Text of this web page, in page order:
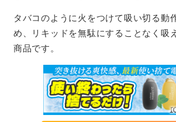
タバコのように火をつけて吸い切る動
め、リキッドを無駄にすることなく吸
商品です。